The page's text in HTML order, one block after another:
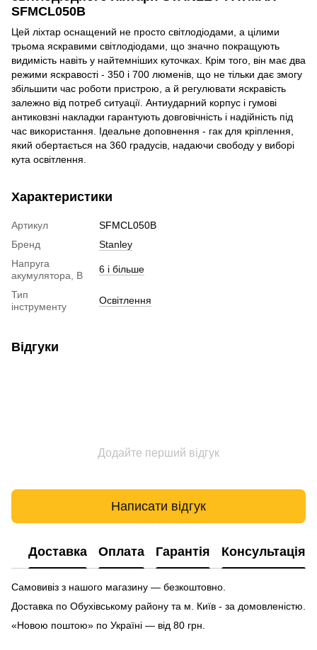
SFMCL050B
Цей ліхтар оснащений не просто світлодіодами, а цілими
трьома яскравими світлодіодами, що значно покращують
видимість навіть у найтемніших куточках. Крім того, він має два
режими яскравості - 350 і 700 люменів, що не тільки дає змогу
збільшити час роботи пристрою, а й регулювати яскравість
залежно від потреб ситуації. Антиударний корпус і гумові
антиковзні накладки гарантують довговічність і надійність під
час використання. Ідеальне доповнення - гак для кріплення,
який обертається на 360 градусів, надаючи свободу у виборі
кута освітлення.
Характеристики
Артикул
SFMCL050B
Бренд
Stanley
Напруга
акумулятора, В
6 і більше
Тип
інструменту
Освітлення
Відгуки
Додайте перший відгук
Написати відгук
Доставка Оплата Гарантія Консультація
Самовивіз з нашого магазину — безкоштовно.
Доставка по Обухівському району та м. Київ - за домовленістю.
«Новою поштою» по Україні — від 80 грн.